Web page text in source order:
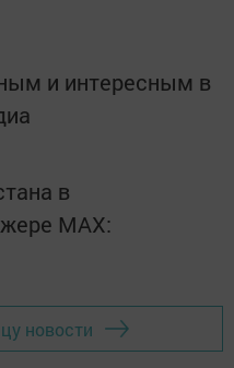
и интересным в
в
MАХ:
новости